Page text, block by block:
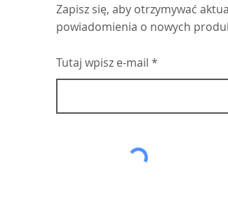
Zapisz się, aby otrzymywać
powiadomienia o nowych
Tutaj wpisz e-mail